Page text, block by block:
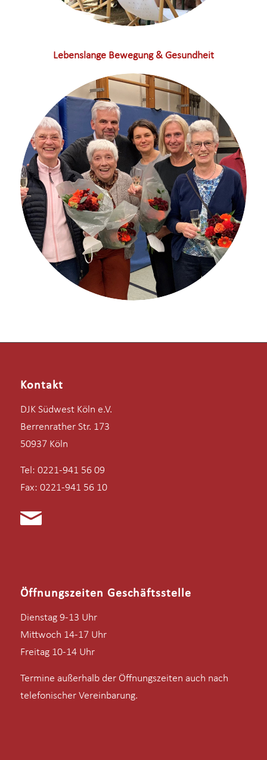
Lebenslange Bewegung & Gesundheit
Kontakt
DJK Südwest Köln e.V.
Berrenrather Str. 173
50937 Köln
Tel: 0221-941 56 09
Fax: 0221-941 56 10
Öffnungszeiten Geschäftsstelle
Dienstag 9-13 Uhr
Mittwoch 14-17 Uhr
Freitag 10-14 Uhr
Termine außerhalb der Öffnungszeiten auch nach
telefonischer Vereinbarung.